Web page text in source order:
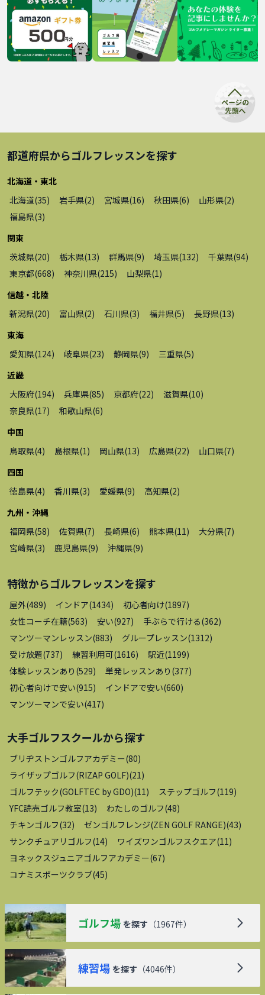
都道府県からゴルフレッスンを探す
北海道・東北
北海道(35) 岩手県(2) 宮城県(16) 秋田県(6) 山形県(2)
福島県(3)
関東
茨城県(20) 栃木県(13) 群馬県(9) 埼玉県(132) 千葉県(94)
東京都(668) 神奈川県(215) 山梨県(1)
信越・北陸
新潟県(20) 富山県(2) 石川県(3) 福井県(5) 長野県(13)
東海
愛知県(124) 岐阜県(23) 静岡県(9) 三重県(5)
近畿
大阪府(194) 兵庫県(85) 京都府(22) 滋賀県(10)
奈良県(17) 和歌山県(6)
中国
鳥取県(4) 島根県(1) 岡山県(13) 広島県(22) 山口県(7)
四国
徳島県(4) 香川県(3) 愛媛県(9) 高知県(2)
九州・沖縄
福岡県(58) 佐賀県(7) 長崎県(6) 熊本県(11) 大分県(7)
宮崎県(3) 鹿児島県(9) 沖縄県(9)
特徴からゴルフレッスンを探す
屋外(489) インドア(1434) 初心者向け(1897)
女性コーチ在籍(563) 安い(927) 手ぶらで行ける(362)
マンツーマンレッスン(883) グループレッスン(1312)
受け放題(737) 練習利用可(1616) 駅近(1199)
体験レッスンあり (529) 単発レッスンあり (377)
初心者向けで安い(915) インドアで安い(660)
マンツーマンで安い(417)
大手ゴルフスクールから探す
ブリヂストンゴルフアカデミー(80)
ライザップゴルフ(RIZAP GOLF)(21)
ゴルフテック(GOLFTEC by GDO)(11) ステップゴルフ(119)
YFC読売ゴルフ教室(13) わたしのゴルフ(48)
チキンゴルフ(32) ゼンゴルフレンジ(ZEN GOLF RANGE)(43)
サンクチュアリゴルフ(14) ワイズワンゴルフスクエア(11)
ヨネックスジュニアゴルフアカデミー(67)
コナミスポーツクラブ(45)
ゴルフ場 を探す （1967件）
練習場 を探す （4046件）